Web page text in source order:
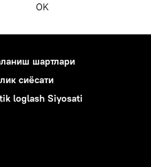
OK
шартлари
сиёсати
loglash Siyosati